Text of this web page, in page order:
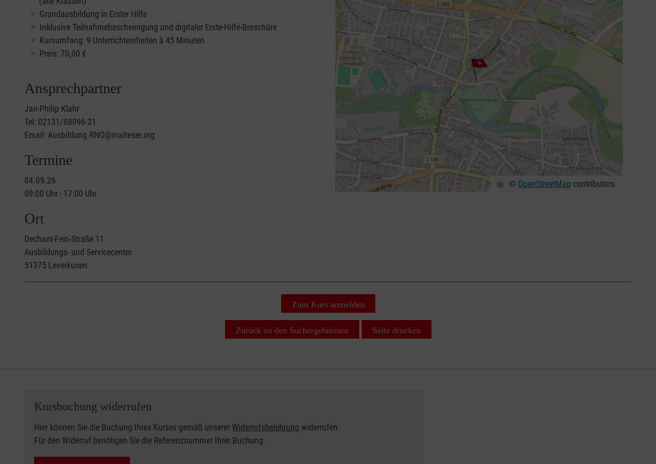
Grundausbildung in Erster Hilfe
Inklusive Teilnahmebescheinigung und digitaler Erste-Hilfe-Broschüre
Kursumfang: 9 Unterrichteinheiten à 45 Minuten
Preis: 70,00 €
Ansprechpartner
Jan-Philip Klahr
Tel: 02131/88096-21
Email: Ausbildung.RNO@malteser.org
Termine
04.09.26
09:00 Uhr - 17:00 Uhr
Ort
Dechant-Fein-Straße 11
Ausbildungs- und Servicecenter
51375 Leverkusen
© OpenStreetMap contributors.
Zum Kurs anmelden
Zurück zu den Suchergebnissen Seite drucken
Kursbuchung widerrufen
Hier können Sie die Buchung Ihres Kurses gemäß unserer Widerrufsbelehrung widerrufen.
Für den Widerruf benötigen Sie die Referenznummer Ihrer Buchung.